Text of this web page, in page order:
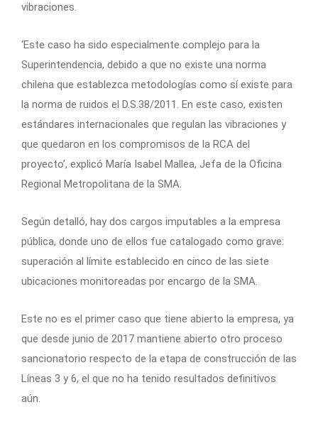
vibraciones.
‘Este caso ha sido especialmente complejo para la
Superintendencia, debido a que no existe una norma
chilena que establezca metodologías como sí existe para
la norma de ruidos el D.S.38/2011. En este caso, existen
estándares internacionales que regulan las vibraciones y
que quedaron en los compromisos de la RCA del
proyecto’, explicó María Isabel Mallea, Jefa de la Oficina
Regional Metropolitana de la SMA.
Según detalló, hay dos cargos imputables a la empresa
pública, donde uno de ellos fue catalogado como grave:
superación al límite establecido en cinco de las siete
ubicaciones monitoreadas por encargo de la SMA.
Este no es el primer caso que tiene abierto la empresa, ya
que desde junio de 2017 mantiene abierto otro proceso
sancionatorio respecto de la etapa de construcción de las
Líneas 3 y 6, el que no ha tenido resultados definitivos
aún.